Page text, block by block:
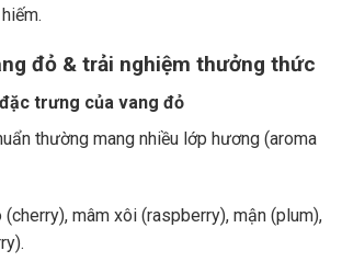
đỏ & trải nghiệm thưởng thức
trưng của vang đỏ
thường mang nhiều lớp hương (aroma
(cherry), mâm xôi (raspberry), mận (plum),